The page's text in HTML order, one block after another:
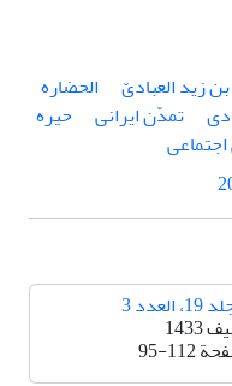
زید العبادیّ
الحضاره
تمدّن ایرانی
حیره
3
95-112